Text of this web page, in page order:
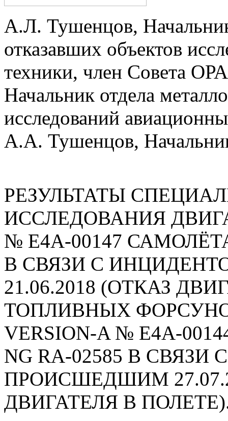
А.Л. Тушенцов,
отказавших объектов
техники, член Совета
Начальник отдела
исследований
А.А. Тушенцов,
РЕЗУЛЬТАТЫ
ИССЛЕДОВАНИЯ
№ E4A-00147
В СВЯЗИ С
21.06.2018 (ОТКАЗ
ТОПЛИВНЫХ
VERSION-A № E4A-
NG RA-02585 В
ПРОИСШЕДШИМ
ДВИГАТЕЛЯ В